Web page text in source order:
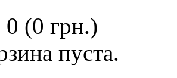
0 (0 грн.)
пуста.